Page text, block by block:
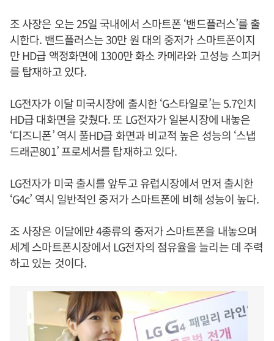
조 사장은 오는 25일 국내에서 스마트폰 ‘밴드플러스’를 출
시한다. 밴드플러스는 30만 원 대의 중저가 스마트폰이지
만 HD급 액정화면에 1300만 화소 카메라와 고성능 스피커
를 탑재하고 있다.
LG전자가 이달 미국시장에 출시한 ‘G스타일로’는 5.7인치
HD급 대화면을 갖췄다. 또 LG전자가 일본시장에 내놓은
‘디즈니폰’ 역시 풀HD급 화면과 비교적 높은 성능의 ‘스냅
드래곤801’ 프로세서를 탑재하고 있다.
LG전자가 미국 출시를 앞두고 유럽시장에서 먼저 출시한
‘G4c’ 역시 일반적인 중저가 스마트폰에 비해 성능이 높다.
조 사장은 이달에만 4종류의 중저가 스마트폰을 내놓으며
세계 스마트폰시장에서 LG전자의 점유율을 늘리는 데 주력
하고 있는 것이다.